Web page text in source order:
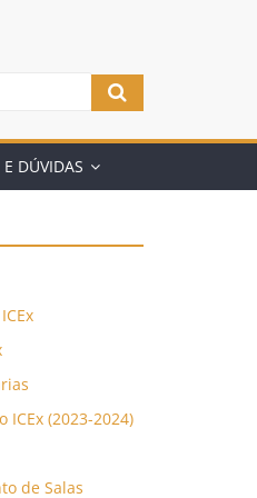
DÚVIDAS
ICEx (2023-2024)
de Salas